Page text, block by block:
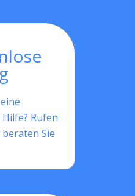
Rufen
Sie